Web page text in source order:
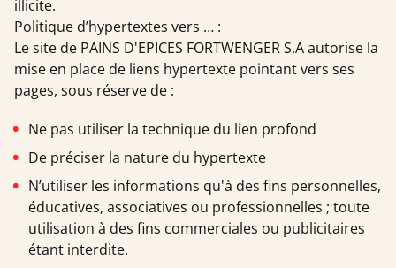
illicite.
Politique d’hypertextes vers … :
Le site de PAINS D'EPICES FORTWENGER S.A autorise la
mise en place de liens hypertexte pointant vers ses
pages, sous réserve de :
Ne pas utiliser la technique du lien profond
De préciser la nature du hypertexte
N’utiliser les informations qu'à des fins personnelles,
éducatives, associatives ou professionnelles ; toute
utilisation à des fins commerciales ou publicitaires
étant interdite.